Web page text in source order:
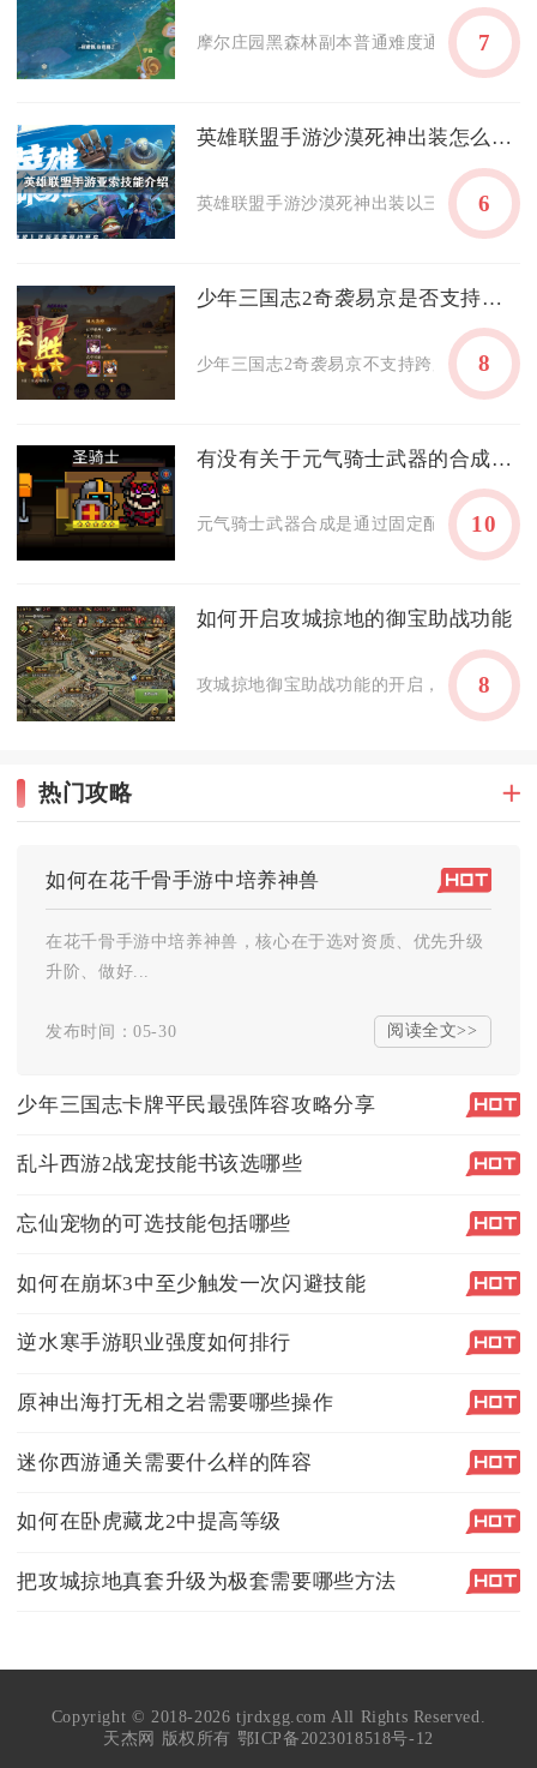
摩尔庄园黑森林副本普通难度通关整体流程
7
英雄联盟手游沙漠死神出装怎么选择
英雄联盟手游沙漠死神出装以三相之力为
6
少年三国志2奇袭易京是否支持跨服对战
少年三国志2奇袭易京不支持跨服对战，该
8
有没有关于元气骑士武器的合成介绍
元气骑士武器合成是通过固定配方将2-3把
10
如何开启攻城掠地的御宝助战功能
攻城掠地御宝助战功能的开启，需通关254
8
热门攻略
如何在花千骨手游中培养神兽
在花千骨手游中培养神兽，核心在于选对资质、优先升级
升阶、做好...
发布时间：05-30 阅读全文>>
少年三国志卡牌平民最强阵容攻略分享
乱斗西游2战宠技能书该选哪些
忘仙宠物的可选技能包括哪些
如何在崩坏3中至少触发一次闪避技能
逆水寒手游职业强度如何排行
原神出海打无相之岩需要哪些操作
迷你西游通关需要什么样的阵容
如何在卧虎藏龙2中提高等级
把攻城掠地真套升级为极套需要哪些方法
Copyright © 2018-2026 tjrdxgg.com All Rights Reserved.
天杰网 版权所有 鄂ICP备2023018518号-12